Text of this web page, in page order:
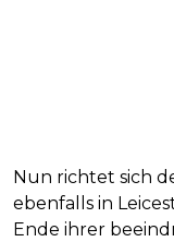
Nun richtet sich
ebenfalls in
Ende ihrer